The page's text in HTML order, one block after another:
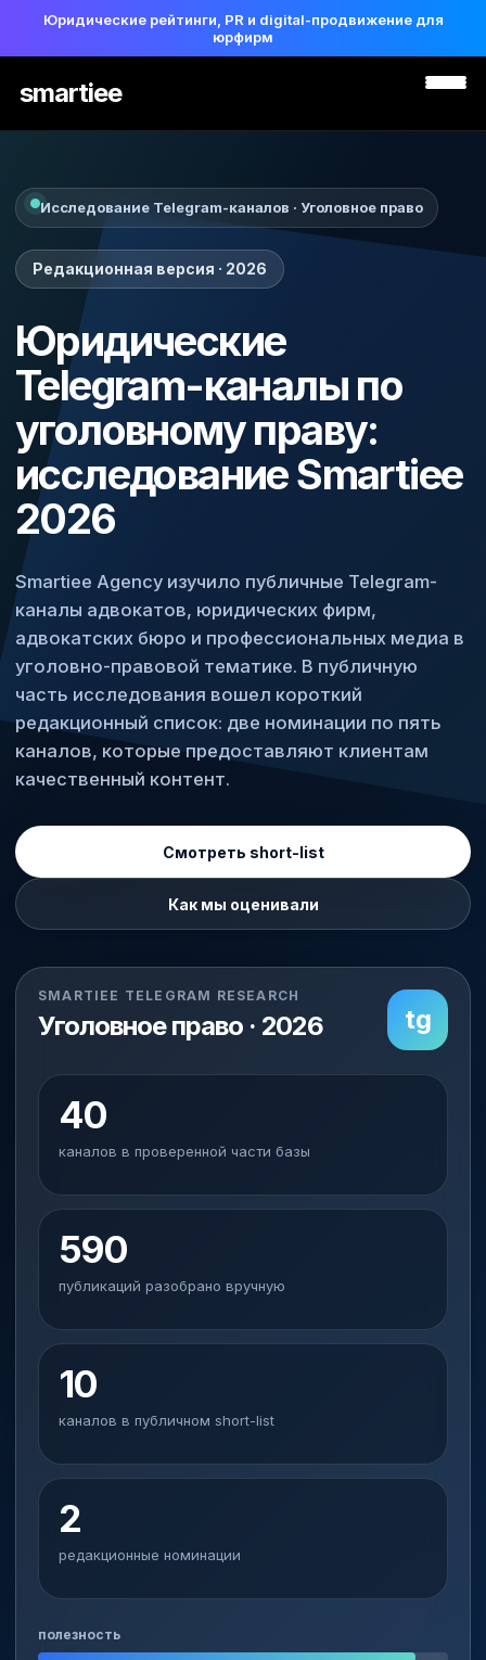
Юридические рейтинги, PR и digital-продвижение для
юрфирм
smartiee
Исследование Telegram-каналов · Уголовное право
Редакционная версия · 2026
Юридические
Telegram-каналы по
уголовному праву:
исследование Smartiee
2026
Smartiee Agency изучило публичные Telegram-
каналы адвокатов, юридических фирм,
адвокатских бюро и профессиональных медиа в
уголовно-правовой тематике. В публичную
часть исследования вошел короткий
редакционный список: две номинации по пять
каналов, которые предоставляют клиентам
качественный контент.
Смотреть short-list
Как мы оценивали
SMARTIEE TELEGRAM RESEARCH
Уголовное право · 2026 tg
40
каналов в проверенной части базы
590
публикаций разобрано вручную
10
каналов в публичном short-list
2
редакционные номинации
полезность